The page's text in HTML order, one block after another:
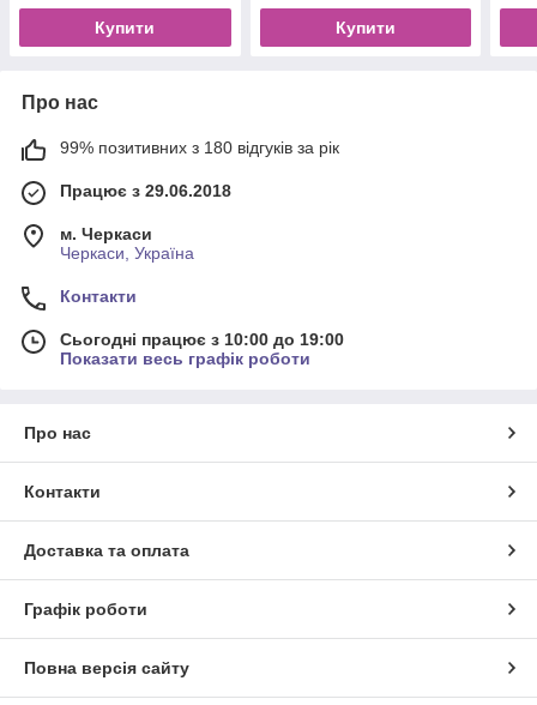
Купити Купити
Про нас
99% позитивних з 180 відгуків за рік
Працює з 29.06.2018
м. Черкаси
Черкаси, Україна
Контакти
Сьогодні працює з 10:00 до 19:00
Показати весь графік роботи
Про нас
Контакти
Доставка та оплата
Графік роботи
Повна версія сайту